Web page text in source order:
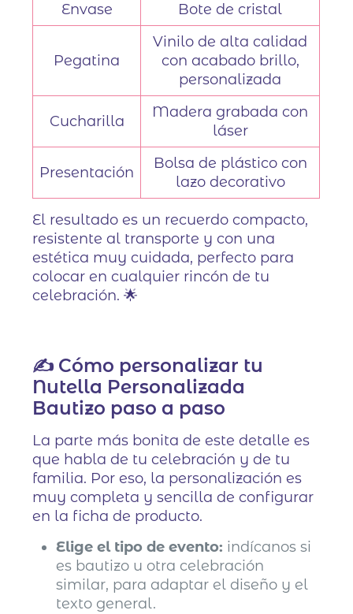
Envase Bote de cristal
Pegatina
Vinilo de alta calidad
con acabado brillo,
personalizada
Cucharilla
Madera grabada con
láser
Presentación
Bolsa de plástico con
lazo decorativo
El resultado es un recuerdo compacto,
resistente al transporte y con una
estética muy cuidada, perfecto para
colocar en cualquier rincón de tu
celebración. 🌟
✍️ Cómo personalizar tu
Nutella Personalizada
Bautizo paso a paso
La parte más bonita de este detalle es
que habla de tu celebración y de tu
familia. Por eso, la personalización es
muy completa y sencilla de configurar
en la ficha de producto.
Elige el tipo de evento: indícanos si
es bautizo u otra celebración
similar, para adaptar el diseño y el
texto general.